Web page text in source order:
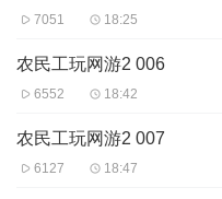
7051 18:25
农民工玩网游2 006
6552 18:42
农民工玩网游2 007
6127 18:47